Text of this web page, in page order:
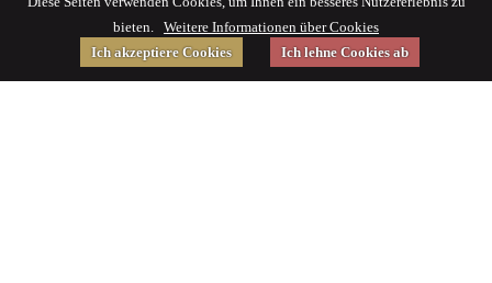
bieten. Weitere Informationen über Cookies
Ich akzeptiere Cookies
Ich lehne Cookies ab